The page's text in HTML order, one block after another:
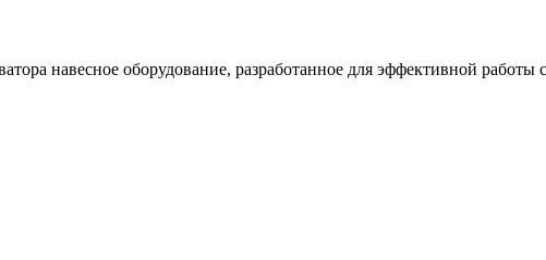
навесное оборудование, разработанное для эффективной